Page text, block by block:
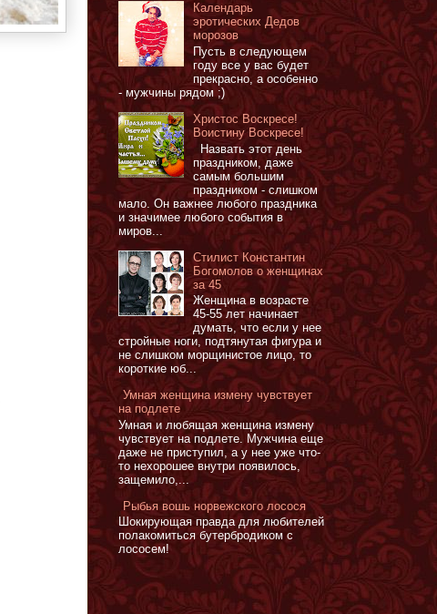
Календарь
эротических Дедов
морозов
Пусть в следующем
году все у вас будет
прекрасно, а особенно
- мужчины рядом ;)
Христос Воскресе!
Воистину Воскресе!
Назвать этот день
праздником, даже
самым большим
праздником - слишком
мало. Он важнее любого праздника
и значимее любого события в
миров...
Стилист Константин
Богомолов о женщинах
за 45
Женщина в возрасте
45-55 лет начинает
думать, что если у нее
стройные ноги, подтянутая фигура и
не слишком морщинистое лицо, то
короткие юб...
Умная женщина измену чувствует
на подлете
Умная и любящая женщина измену
чувствует на подлете. Мужчина еще
даже не приступил, а у нее уже что-
то нехорошее внутри появилось,
защемило,...
Рыбья вошь норвежского лосося
Шокирующая правда для любителей
полакомиться бутербродиком с
лососем!